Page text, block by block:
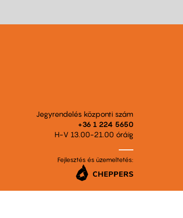
Jegyrendelés központi szám
+36 1 224 5650
H-V 13.00-21.00 óráig
Fejlesztés és üzemeltetés: